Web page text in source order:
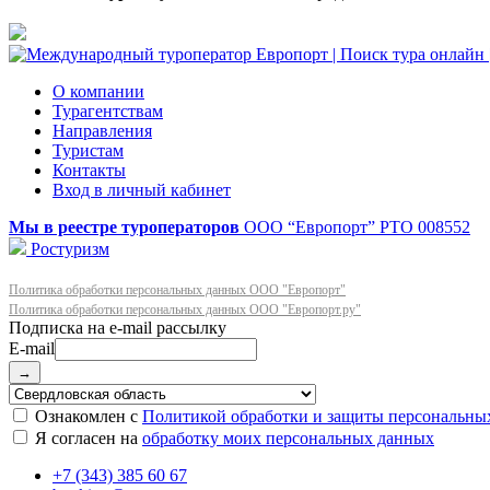
О компании
Турагентствам
Направления
Туристам
Контакты
Вход в личный кабинет
Мы в реестре туроператоров ООО “Европорт” РТО 008552
Ростуризм
Политика обработки персональных данных ООО "Европорт"
Политика обработки персональных данных ООО "Европорт.ру"
E-mail
→
Ознакомлен с Политикой обработки и защиты
Я согласен на обработку моих персональных данных
+7 (343) 385 60 67